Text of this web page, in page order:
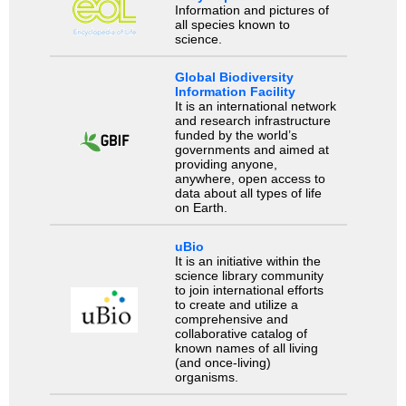
Information and pictures of
all species known to
science.
Global Biodiversity
Information Facility
It is an international network
and research infrastructure
funded by the world’s
governments and aimed at
providing anyone,
anywhere, open access to
data about all types of life
on Earth.
uBio
It is an initiative within the
science library community
to join international efforts
to create and utilize a
comprehensive and
collaborative catalog of
known names of all living
(and once-living)
organisms.